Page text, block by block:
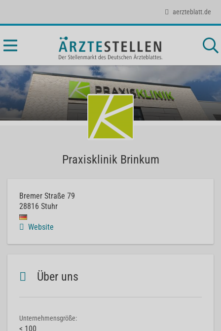
aerzteblatt.de
Praxisklinik Brinkum
Bremer Straße 79
28816 Stuhr
Website
Über uns
Unternehmensgröße:
< 100